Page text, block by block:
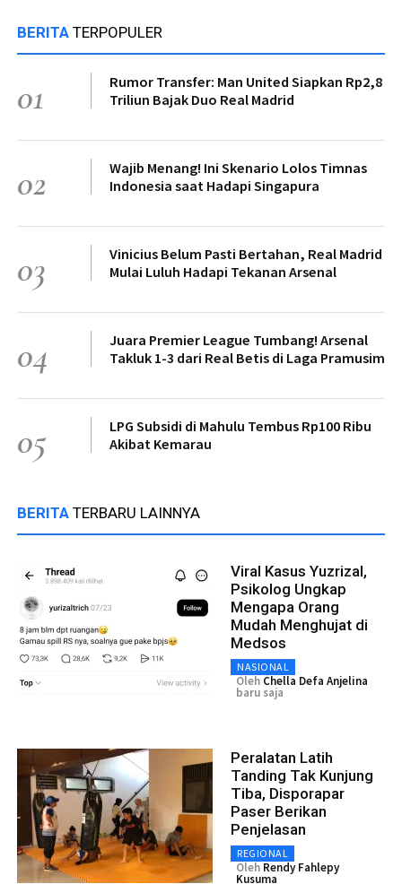
BERITA TERPOPULER
01
Rumor Transfer: Man United Siapkan Rp2,8
Triliun Bajak Duo Real Madrid
02
Wajib Menang! Ini Skenario Lolos Timnas
Indonesia saat Hadapi Singapura
03
Vinicius Belum Pasti Bertahan, Real Madrid
Mulai Luluh Hadapi Tekanan Arsenal
04
Juara Premier League Tumbang! Arsenal
Takluk 1-3 dari Real Betis di Laga Pramusim
05
LPG Subsidi di Mahulu Tembus Rp100 Ribu
Akibat Kemarau
BERITA TERBARU LAINNYA
Viral Kasus Yuzrizal,
Psikolog Ungkap
Mengapa Orang
Mudah Menghujat di
Medsos
NASIONAL
Oleh Chella Defa Anjelina
baru saja
Peralatan Latih
Tanding Tak Kunjung
Tiba, Disporapar
Paser Berikan
Penjelasan
REGIONAL
Oleh Rendy Fahlepy
Kusuma